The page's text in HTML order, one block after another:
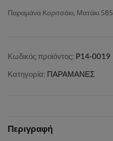
Παραμάνα Κοριτσάκι, Ματάκι 585
Κωδικός προϊόντος: P14-0019
Κατηγορία: ΠΑΡΑΜΑΝΕΣ
Περιγραφή